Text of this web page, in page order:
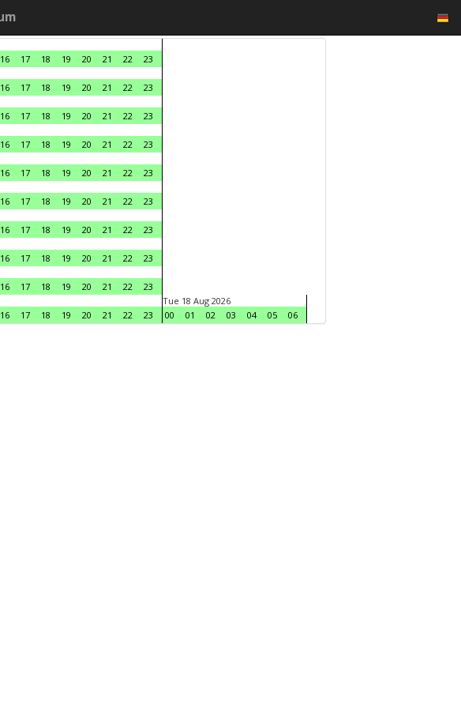
16 17 18 19 20 21 22
23
16 17 18 19 20 21 22
23
16 17 18 19 20 21 22
23
16 17 18 19 20 21 22
23
16 17 18 19 20 21 22
23
16 17 18 19 20 21 22
23
16 17 18 19 20 21 22
23
16 17 18 19 20 21 22
23
16 17 18 19 20 21 22
23
16 17 18 19 20 21 22 23
Tue 18 Aug 2026
00
01 02 03 04 05 06